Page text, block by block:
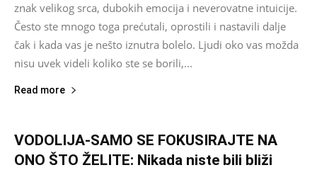
znak velikog srca, dubokih emocija i neverovatne intuicije.
Često ste mnogo toga prećutali, oprostili i nastavili dalje
čak i kada vas je nešto iznutra bolelo. Ljudi oko vas možda
nisu uvek videli koliko ste se borili,...
Read more
VODOLIJA-SAMO SE FOKUSIRAJTE NA
ONO ŠTO ŽELITE: Nikada niste bili bliži